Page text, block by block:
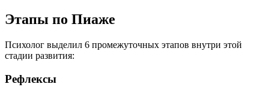
Этапы по Пиаже
Психолог выделил 6 промежуточных этапов внутри этой
стадии развития:
Рефлексы